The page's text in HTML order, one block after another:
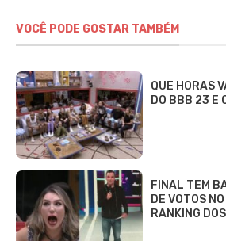
VOCÊ PODE GOSTAR TAMBÉM
QUE HORAS
DO BBB 23 E
FINAL TEM
DE VOTOS
RANKING